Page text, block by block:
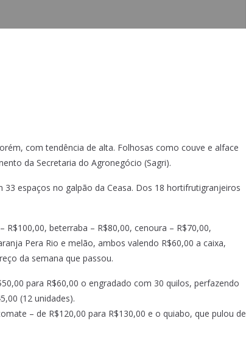
com tendência de alta. Folhosas como couve e alface
da Secretaria do Agronegócio (Sagri).
espaços no galpão da Ceasa. Dos 18 hortifrutigranjeiros
beterraba – R$80,00, cenoura – R$70,00,
Pera Rio e melão, ambos valendo R$60,00 a caixa,
da semana que passou.
para R$60,00 o engradado com 30 quilos, perfazendo
(12 unidades).
– de R$120,00 para R$130,00 e o quiabo, que pulou de